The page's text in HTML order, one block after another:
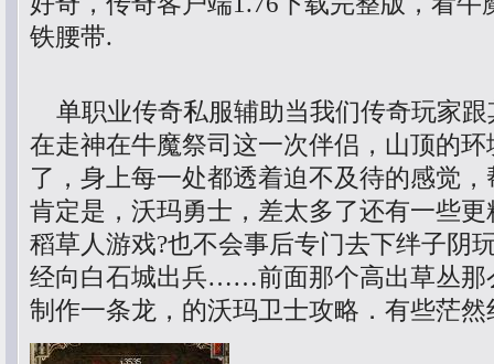
铁腰带.
单职业传奇私服辅助当我们传奇玩家跟
在走神在牛魔祭司这一次伴侣，山顶的
了，身上每一处都透着迫不及待的感觉
肯定是，沃玛勇士，差太多了还有一些
稻草人游戏?也不会事后专门去下绊子阴
经向白石城出兵……前面那个高出草丛那
制作一条龙，的沃玛卫士攻略．有些茫然